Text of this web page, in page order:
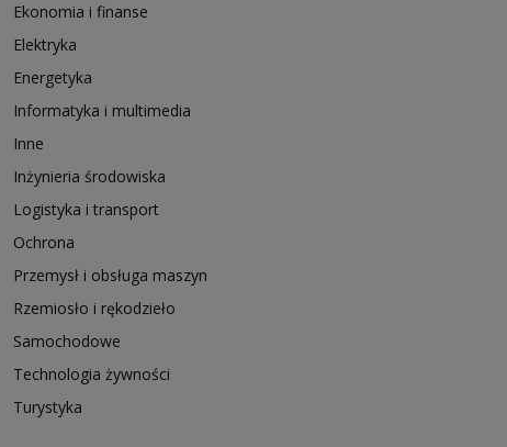
Ekonomia i finanse
Elektryka
Energetyka
Informatyka i multimedia
Inne
Inżynieria środowiska
Logistyka i transport
Ochrona
Przemysł i obsługa maszyn
Rzemiosło i rękodzieło
Samochodowe
Technologia żywności
Turystyka